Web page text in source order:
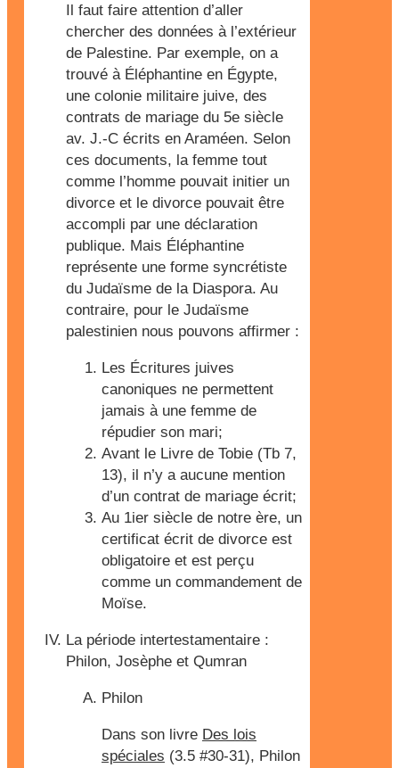
Il faut faire attention d’aller
chercher des données à l’extérieur
de Palestine. Par exemple, on a
trouvé à Éléphantine en Égypte,
une colonie militaire juive, des
contrats de mariage du 5e siècle
av. J.-C écrits en Araméen. Selon
ces documents, la femme tout
comme l’homme pouvait initier un
divorce et le divorce pouvait être
accompli par une déclaration
publique. Mais Éléphantine
représente une forme syncrétiste
du Judaïsme de la Diaspora. Au
contraire, pour le Judaïsme
palestinien nous pouvons affirmer :
Les Écritures juives
canoniques ne permettent
jamais à une femme de
répudier son mari;
Avant le Livre de Tobie (Tb 7,
13), il n’y a aucune mention
d’un contrat de mariage écrit;
Au 1ier siècle de notre ère, un
certificat écrit de divorce est
obligatoire et est perçu
comme un commandement de
Moïse.
La période intertestamentaire :
Philon, Josèphe et Qumran
Philon
Dans son livre Des lois
spéciales (3.5 #30-31), Philon